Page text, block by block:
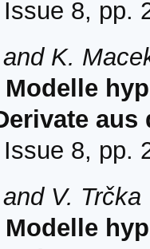
8, pp.
K.
8, pp.
V. Trčka